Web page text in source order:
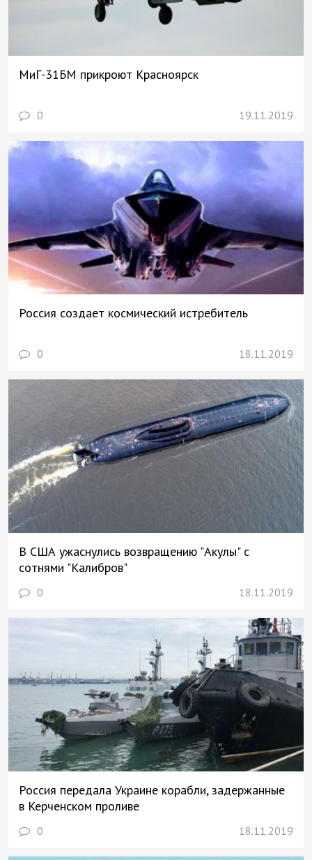
МиГ-31БМ прикроют Красноярск
0 19.11.2019
Россия создает космический истребитель
0 18.11.2019
В США ужаснулись возвращению "Акулы" с
сотнями "Калибров"
0 18.11.2019
Россия передала Украине корабли, задержанные
в Керченском проливе
0 18.11.2019